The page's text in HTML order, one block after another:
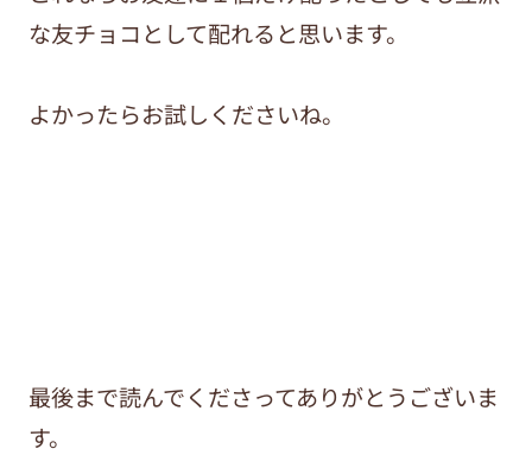
な友チョコとして配れると思います。
よかったらお試しくださいね。
最後まで読んでくださってありがとうございま
す。